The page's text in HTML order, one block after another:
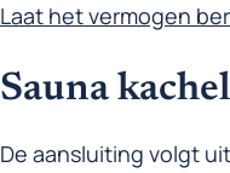
Laat het vermogen
Sauna
De aansluiting volgt